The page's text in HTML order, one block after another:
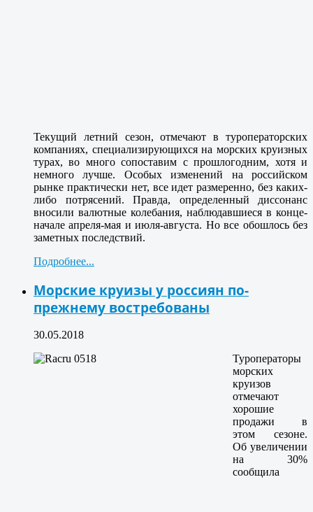
Текущий летний сезон, отмечают в туроператорских
компаниях, специализирующихся на морских круизных
турах, во много сопоставим с прошлогодним, хотя и
немного лучше. Особых изменений на российском
рынке практически нет, все идет размеренно, без каких-
либо потрясений. Правда, определенный диссонанс
вносили валютные колебания, наблюдавшиеся в конце-
начале апреля-мая и июля-августа. Но все обошлось без
заметных последствий.
Подробнее...
Морские круизы у россиян по-
прежнему востребованы
30.05.2018
Туроператоры
морских
круизов
отмечают
хорошие
продажи в
этом сезоне.
Об увеличении
на 30%
сообщила